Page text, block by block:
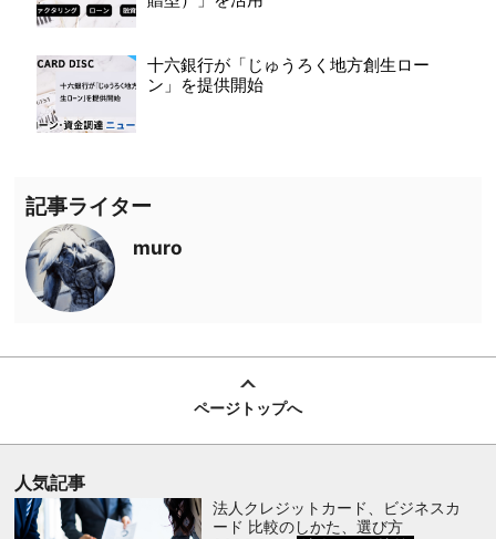
十六銀行が「じゅうろく地方創生ロー
ン」を提供開始
記事ライター
muro
ページトップへ
人気記事
法人クレジットカード、ビジネスカ
ード 比較のしかた、選び方